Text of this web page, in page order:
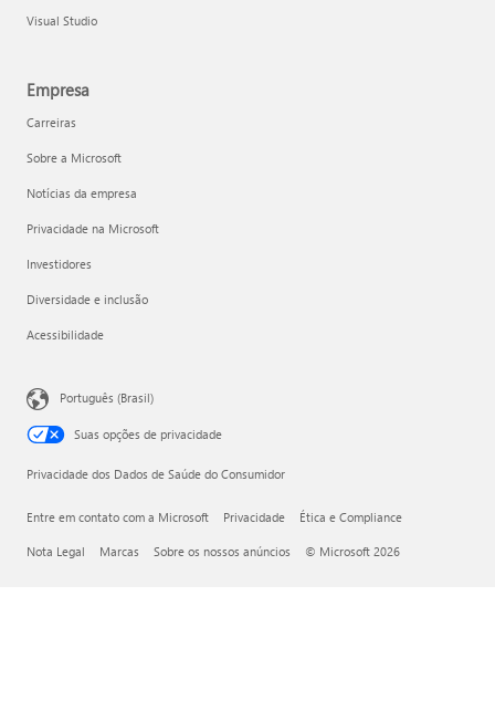
Visual Studio
Empresa
Carreiras
Sobre a Microsoft
Notícias da empresa
Privacidade na Microsoft
Investidores
Diversidade e inclusão
Acessibilidade
Português (Brasil)
Suas opções de privacidade
Privacidade dos Dados de Saúde do Consumidor
Entre em contato com a Microsoft Privacidade Ética e Compliance
Nota Legal Marcas Sobre os nossos anúncios © Microsoft 2026